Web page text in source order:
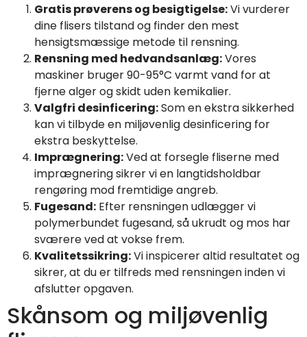
Gratis prøverens og besigtigelse:Vi vurderer
dine flisers tilstand og finder den mest
hensigtsmæssige metode til rensning.
Rensning med hedvandsanlæg:Vores
maskiner bruger 90-95°C varmt vand for at
fjerne alger og skidt uden kemikalier.
Valgfri desinficering:Som en ekstra sikkerhed
kan vi tilbyde en miljøvenlig desinficering for
ekstra beskyttelse.
Imprægnering:Ved at forsegle fliserne med
imprægnering sikrer vi en langtidsholdbar
rengøring mod fremtidige angreb.
Fugesand: Efter rensningen udlægger vi
polymerbundet fugesand, så ukrudt og mos har
sværere ved at vokse frem.
Kvalitetssikring:Vi inspicerer altid resultatet og
sikrer, at du er tilfreds med rensningen inden vi
afslutter opgaven.
Skånsom og miljøvenlig